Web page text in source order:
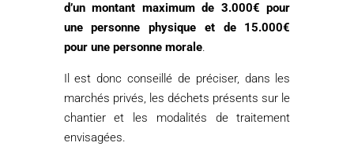
d’un montant maximum de 3.000€ pour
une personne physique et de 15.000€
pour une personne morale.
Il est donc conseillé de préciser, dans les
marchés privés, les déchets présents sur le
chantier et les modalités de traitement
envisagées.